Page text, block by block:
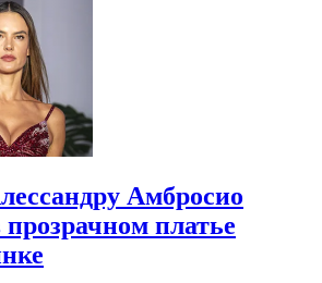
Амбросио
прозрачном платье